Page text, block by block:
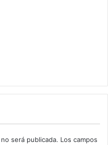
será publicada. Los campos